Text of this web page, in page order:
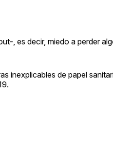
, es decir, miedo a perder
inexplicables de papel